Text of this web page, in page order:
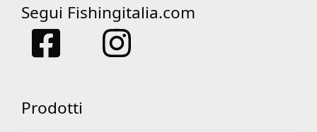
Segui Fishingitalia.com
Prodotti